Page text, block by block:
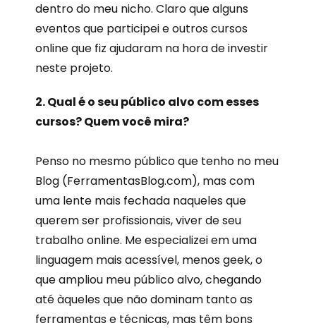
dentro do meu nicho. Claro que alguns
eventos que participei e outros cursos
online que fiz ajudaram na hora de investir
neste projeto.
2. Qual é o seu público alvo com esses
cursos? Quem você mira?
Penso no mesmo público que tenho no meu
Blog (FerramentasBlog.com), mas com
uma lente mais fechada naqueles que
querem ser profissionais, viver de seu
trabalho online. Me especializei em uma
linguagem mais acessível, menos geek, o
que ampliou meu público alvo, chegando
até àqueles que não dominam tanto as
ferramentas e técnicas, mas têm bons